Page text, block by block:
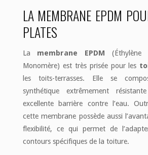
LA MEMBRANE EPDM
PLATES
La membrane EPDM (Éthylène
Monomère) est très prisée pour les
les toits-terrasses. Elle se
synthétique extrêmement
excellente barrière contre l’eau.
cette membrane possède aussi
flexibilité, ce qui permet de
contours spécifiques de la toiture.